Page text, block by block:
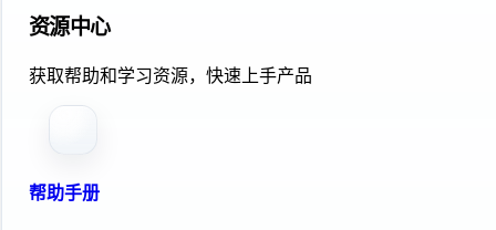
资源中心
获取帮助和学习资源，快速上手产品
帮助手册